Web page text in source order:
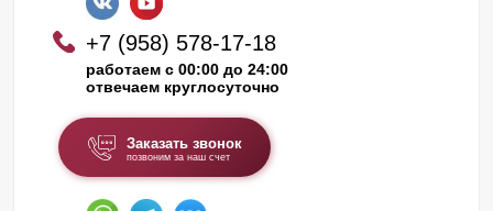
+7 (958) 578-17-18
работаем с 00:00 до 24:00
отвечаем круглосуточно
Заказать звонок
позвоним за наш счет